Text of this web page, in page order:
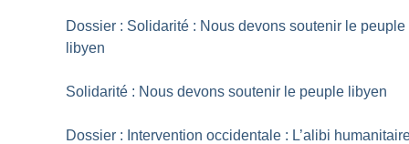
Dossier : Solidarité : Nous devons soutenir le peuple
libyen
Solidarité : Nous devons soutenir le peuple libyen
Dossier : Intervention occidentale : L’alibi